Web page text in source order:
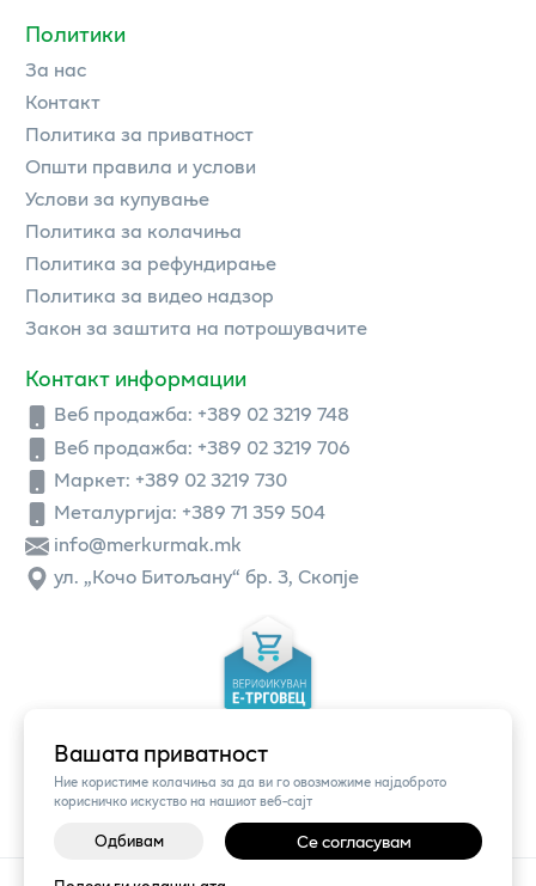
Вашата приватност
Ние користиме колачиња за да ви го овозможиме најдоброто
корисничко искуство на нашиот веб-сајт
Одбивам Се согласувам
Политики
За нас
Контакт
Политика за приватност
Општи правила и услови
Услови за купување
Политика за колачиња
Политика за рефундирање
Политика за видео надзор
Закон за заштита на потрошувачите
Контакт информации
Веб продажба: +389 02 3219 748
Веб продажба: +389 02 3219 706
Маркет: +389 02 3219 730
Металургија: +389 71 359 504
info@merkurmak.mk
ул. „Кочо Битољану“ бр. 3, Скопје